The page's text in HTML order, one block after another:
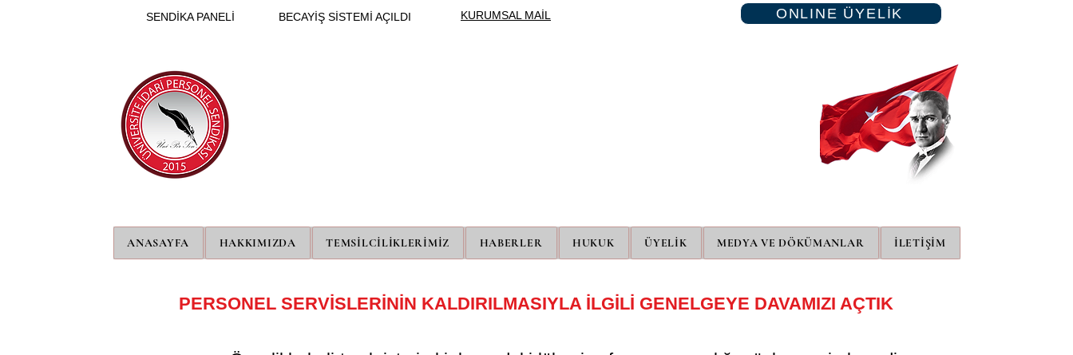
SENDİKA PANELİ BECAYİŞ SİSTEMİ AÇILDI KURUMSAL MAİL ONLINE ÜYELİK
ANASAYFA HAKKIMIZDA TEMSİLCİLİKLERİMİZ HABERLER HUKUK ÜYELİK MEDYA VE DÖKÜMANLAR İLETİŞİM
PERSONEL SERVİSLERİNİN KALDIRILMASIYLA İLGİLİ GENELGEYE DAVAMIZI AÇTIK